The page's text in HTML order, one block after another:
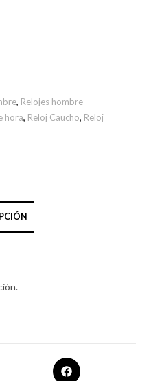
, Relojes hombre
hora, Reloj Caucho, Reloj